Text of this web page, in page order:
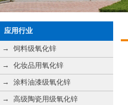
应用行业
→ 饲料级氧化锌
→ 化妆品用氧化锌
→ 涂料油漆级氧化锌
→ 高级陶瓷用级氧化锌